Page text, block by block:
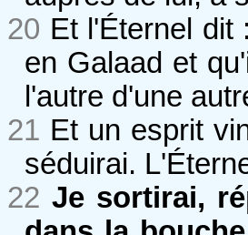
20 Et l'Éternel dit
en Galaad et
l'autre d'une
21 Et un esprit
séduirai.
22Je sortirai,